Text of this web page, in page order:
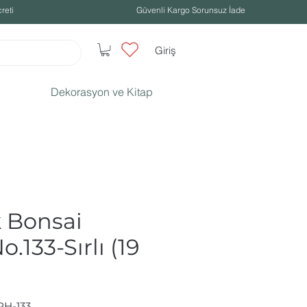
Güvenli Kargo Sorunsuz İade
Giriş
Dekorasyon ve Kitap
Bonsai
Sırlı (19